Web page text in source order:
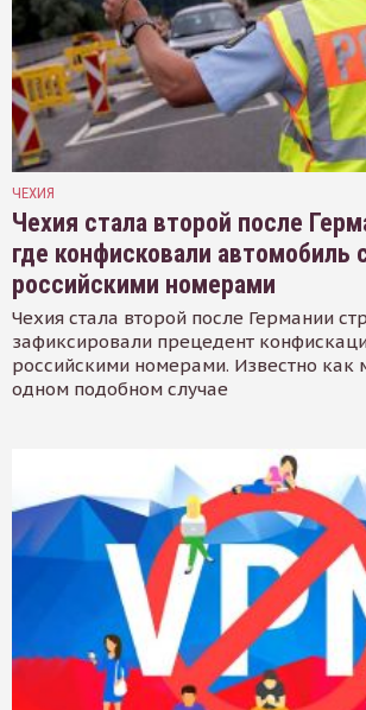
ЧЕХИЯ
Чехия стала второй после
где конфисковали автомобиль
российскими номерами
Чехия стала второй после Германии
зафиксировали прецедент
российскими номерами. Известно как
одном подобном случае